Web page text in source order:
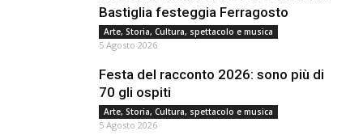
Bastiglia festeggia Ferragosto
Arte, Storia, Cultura, spettacolo e musica
5 Agosto 2026
Festa del racconto 2026: sono più di
70 gli ospiti
Arte, Storia, Cultura, spettacolo e musica
5 Agosto 2026